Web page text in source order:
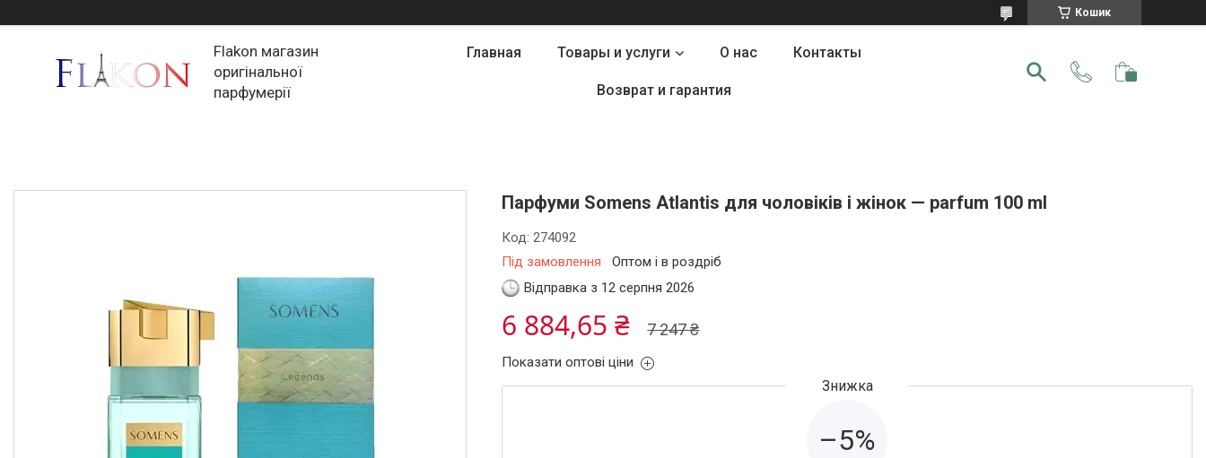
Кошик
Flakon магазин
оригінальної
парфумерії
Главная Товары и услуги О нас Контакты
Возврат и гарантия
Парфуми Somens Atlantis для чоловіків і жінок — parfum 100 ml
Під замовлення Оптом і в роздріб
Код:274092
Відправка з 12 серпня 2026
7 247 ₴
6 884,65 ₴
Показати оптові ціни
–5%